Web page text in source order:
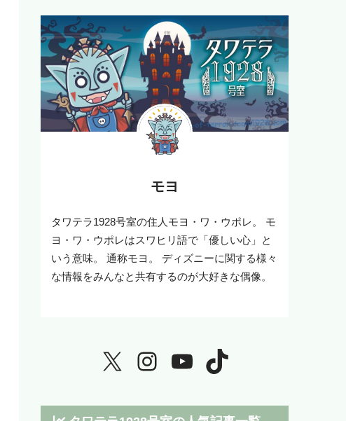
モヨ
タワテラ1928号室の住人モヨ・ワ・ウポレ。 モ
ヨ・ワ・ウポレはスワヒリ語で「優しい心」と
いう意味。 通称モヨ。 ディズニーに関する様々
な情報をみんなと共有するのが大好きな偶像。